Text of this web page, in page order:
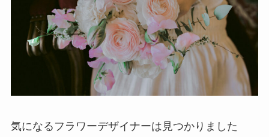
気になるフラワーデザイナーは見つかりました